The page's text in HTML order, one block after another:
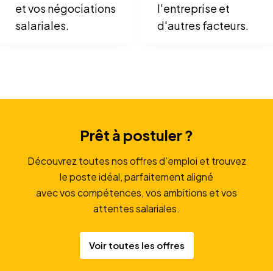
et vos négociations
salariales.
l'entreprise et
d'autres facteurs.
Prêt à postuler ?
Découvrez toutes nos offres d’emploi et trouvez
le poste idéal, parfaitement aligné
avec vos compétences, vos ambitions et vos
attentes salariales.
Voir toutes les offres